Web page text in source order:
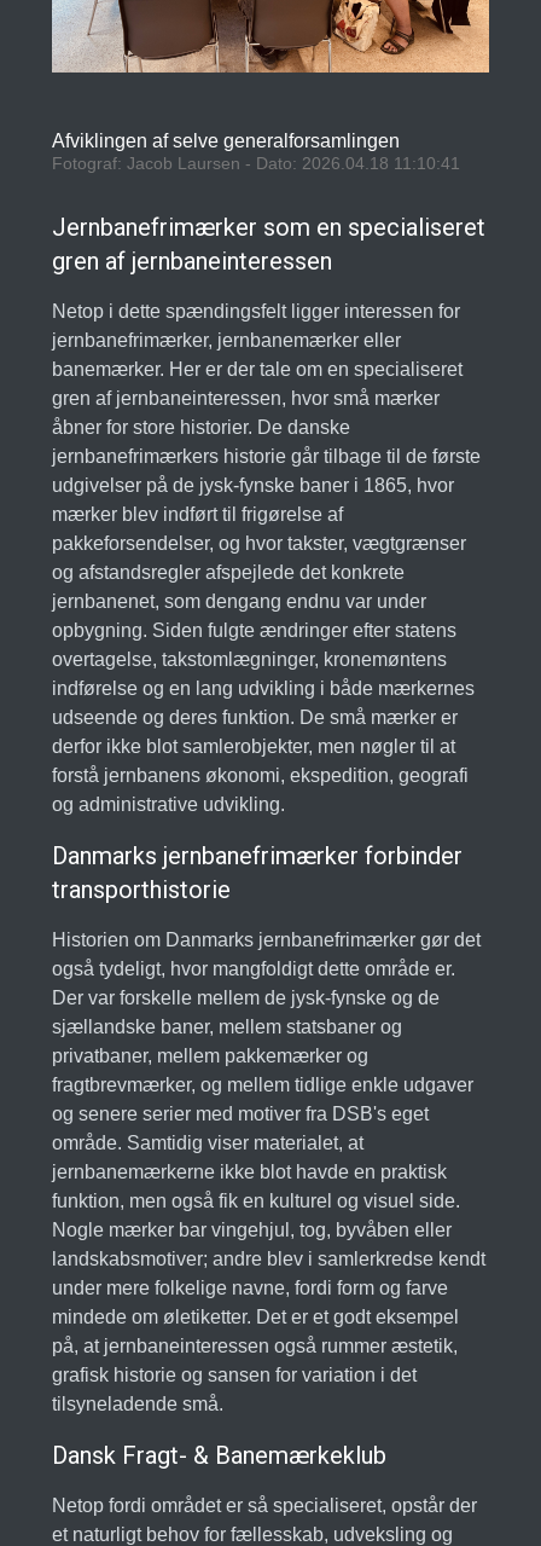
Afviklingen af selve generalforsamlingen
Fotograf: Jacob Laursen - Dato: 2026.04.18 11:10:41
Jernbanefrimærker som en specialiseret
gren af jernbaneinteressen
Netop i dette spændingsfelt ligger interessen for
jernbanefrimærker, jernbanemærker eller
banemærker. Her er der tale om en specialiseret
gren af jernbaneinteressen, hvor små mærker
åbner for store historier. De danske
jernbanefrimærkers historie går tilbage til de første
udgivelser på de jysk-fynske baner i 1865, hvor
mærker blev indført til frigørelse af
pakkeforsendelser, og hvor takster, vægtgrænser
og afstandsregler afspejlede det konkrete
jernbanenet, som dengang endnu var under
opbygning. Siden fulgte ændringer efter statens
overtagelse, takstomlægninger, kronemøntens
indførelse og en lang udvikling i både mærkernes
udseende og deres funktion. De små mærker er
derfor ikke blot samlerobjekter, men nøgler til at
forstå jernbanens økonomi, ekspedition, geografi
og administrative udvikling.
Danmarks jernbanefrimærker forbinder
transporthistorie
Historien om Danmarks jernbanefrimærker gør det
også tydeligt, hvor mangfoldigt dette område er.
Der var forskelle mellem de jysk-fynske og de
sjællandske baner, mellem statsbaner og
privatbaner, mellem pakkemærker og
fragtbrevmærker, og mellem tidlige enkle udgaver
og senere serier med motiver fra DSB's eget
område. Samtidig viser materialet, at
jernbanemærkerne ikke blot havde en praktisk
funktion, men også fik en kulturel og visuel side.
Nogle mærker bar vingehjul, tog, byvåben eller
landskabsmotiver; andre blev i samlerkredse kendt
under mere folkelige navne, fordi form og farve
mindede om øletiketter. Det er et godt eksempel
på, at jernbaneinteressen også rummer æstetik,
grafisk historie og sansen for variation i det
tilsyneladende små.
Dansk Fragt- & Banemærkeklub
Netop fordi området er så specialiseret, opstår der
et naturligt behov for fællesskab, udveksling og